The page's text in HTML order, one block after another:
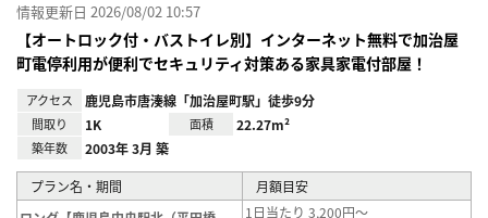
情報更新日 2026/08/02 10:57
【オートロック付・バストイレ別】インターネット無料で加治屋
町電停利用が便利でセキュリティ対策ある家具家電付部屋！
アクセス 鹿児島市唐湊線「加治屋町駅」徒歩9分
間取り 1K 面積 22.27m²
築年数 2003年 3月 築
プラン名・期間
月額目安
1日当たり 3,200円～